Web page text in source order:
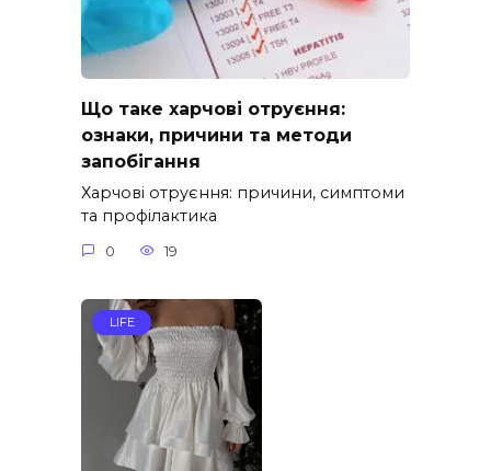
Що таке харчові отруєння:
ознаки, причини та методи
запобігання
Харчові отруєння: причини, симптоми
та профілактика
0 19
LIFE